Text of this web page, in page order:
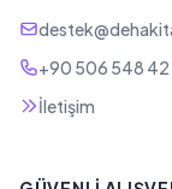
+90 506 548 42
İletişim